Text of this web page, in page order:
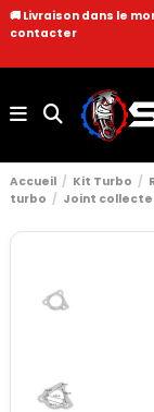
🚚 Livraison dans le
contacter
Accueil Kit Turbo
turbo
Joint